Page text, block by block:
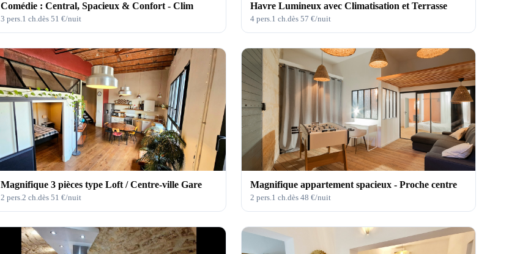
Comédie : Central, Spacieux & Confort - Clim
3 pers.1 ch.dès 51 €/nuit
Havre Lumineux avec Climatisation et Terrasse
4 pers.1 ch.dès 57 €/nuit
Magnifique 3 pièces type Loft / Centre-ville Gare
2 pers.2 ch.dès 51 €/nuit
Magnifique appartement spacieux - Proche centre
2 pers.1 ch.dès 48 €/nuit